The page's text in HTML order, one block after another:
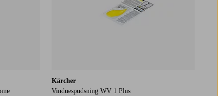
Kärcher
Vinduespudsning WV 1 Plus